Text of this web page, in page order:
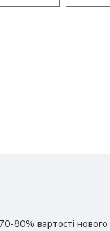
80% вартості